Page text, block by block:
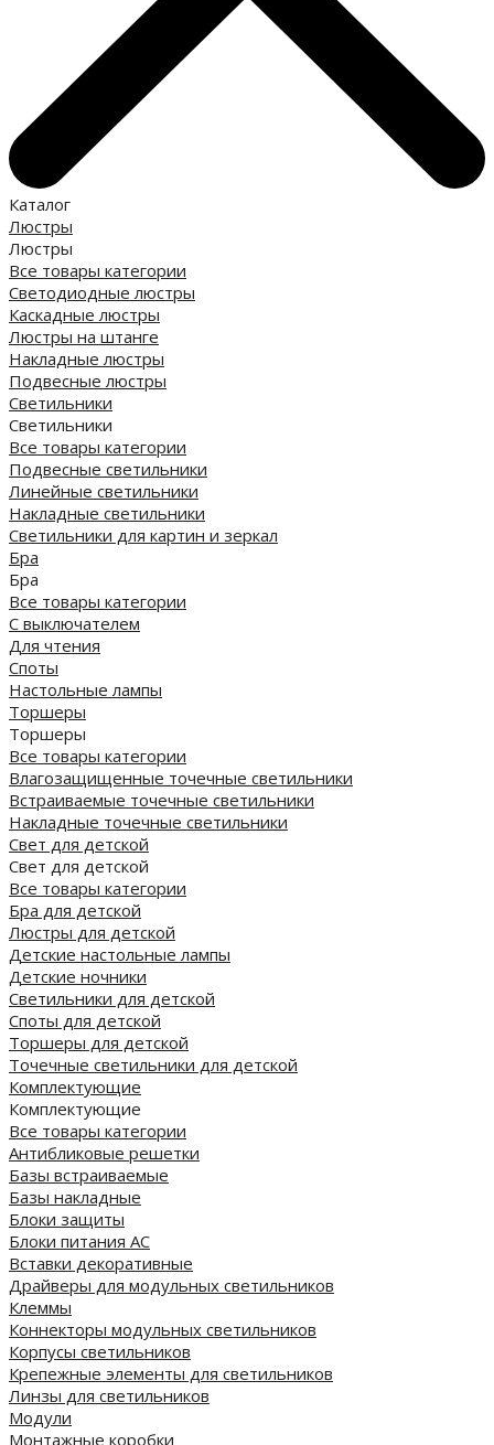
Каталог
Люстры
Люстры
Все товары категории
Светодиодные люстры
Каскадные люстры
Люстры на штанге
Накладные люстры
Подвесные люстры
Светильники
Светильники
Все товары категории
Подвесные светильники
Линейные светильники
Накладные светильники
Светильники для картин и зеркал
Бра
Бра
Все товары категории
С выключателем
Для чтения
Споты
Настольные лампы
Торшеры
Торшеры
Все товары категории
Влагозащищенные точечные светильники
Встраиваемые точечные светильники
Накладные точечные светильники
Свет для детской
Свет для детской
Все товары категории
Бра для детской
Люстры для детской
Детские настольные лампы
Детские ночники
Светильники для детской
Споты для детской
Торшеры для детской
Точечные светильники для детской
Комплектующие
Комплектующие
Все товары категории
Антибликовые решетки
Базы встраиваемые
Базы накладные
Блоки защиты
Блоки питания AC
Вставки декоративные
Драйверы для модульных светильников
Клеммы
Коннекторы модульных светильников
Корпусы светильников
Крепежные элементы для светильников
Линзы для светильников
Модули
Монтажные коробки